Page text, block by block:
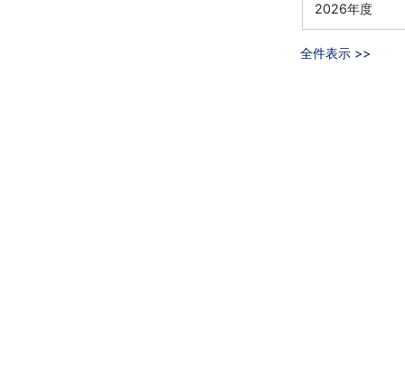
2026年度
全件表示 >>